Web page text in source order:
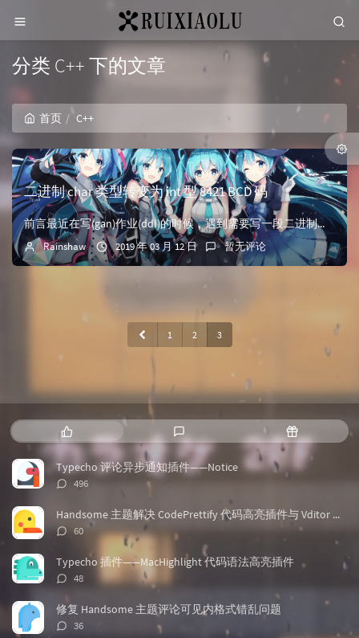
分类 C++ 下的文章
首页 C++
二进制 char 类型转变为 int 型 8421 BCD 码
前言最近在写(gan)作业(ddl)的时候，遇到需要写一段二进制数字转变为 8421 型 BCD 码，这里记录一下 c 语言实现的源码。8421 BCD码是最基本和最常用的 BCD 码，它和四位...
Rainshaw 2019 年 03 月 12 日 暂无评论
1 2 3
热
门
章
新
评
论
随
机
文
Typecho 评论异步通知插件——Notice
评
数：
496
Handsome 主题解决 CodePrettify 代码高亮插件与 Vditor 兼容问题
评
数：
60
Typecho 插件——MacHighlight 代码语法高亮插件
评
数：
48
修复 Handsome 主题评论可见内格式错乱问题
评
36